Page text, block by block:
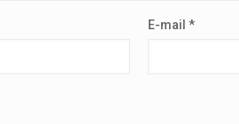
E-mail *